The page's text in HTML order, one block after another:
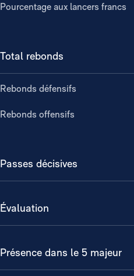
Pourcentage aux lancers francs
Total rebonds
Rebonds défensifs
Rebonds offensifs
Passes décisives
Évaluation
Présence dans le 5 majeur